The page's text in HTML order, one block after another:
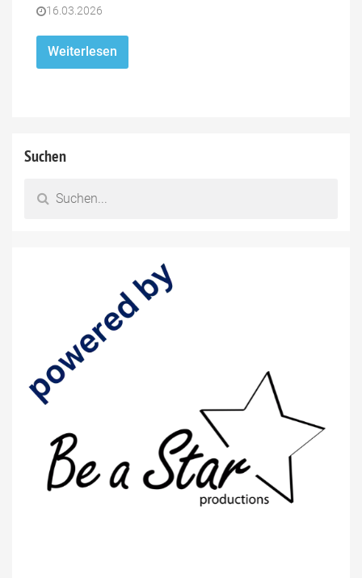
16.03.2026
Weiterlesen
Suchen